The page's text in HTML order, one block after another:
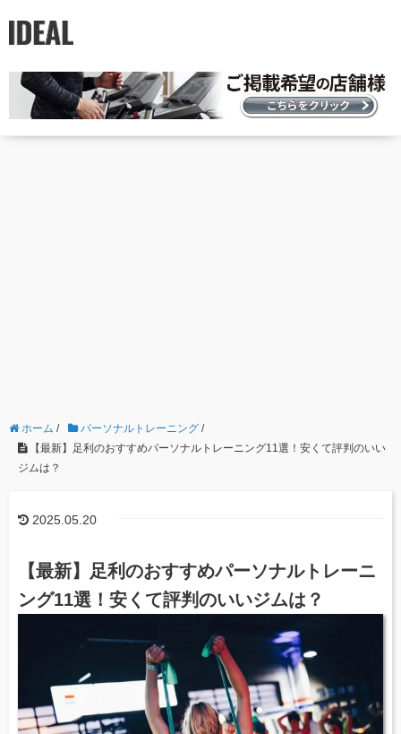
ホーム / パーソナルトレーニング /
【最新】足利のおすすめパーソナルトレーニング11選！安くて評判のいい
ジムは？
2025.05.20
【最新】足利のおすすめパーソナルトレーニ
ング11選！安くて評判のいいジムは？